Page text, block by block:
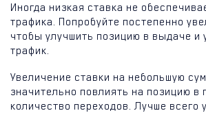
Иногда низкая ставка не
трафика. Попробуйте постепенно
чтобы улучшить позицию в выдаче и
трафик.
Увеличение ставки на небольшую
значительно повлиять на позицию в
количество переходов. Лучше всего